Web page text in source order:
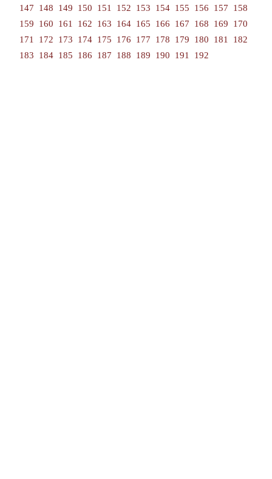
147 148 149 150 151 152 153 154 155 156 157 158
159 160 161 162 163 164 165 166 167 168 169 170
171
172 173 174 175 176 177 178 179 180 181
182
183 184 185 186 187 188 189 190 191 192